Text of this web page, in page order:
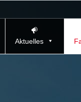
Aktuelles